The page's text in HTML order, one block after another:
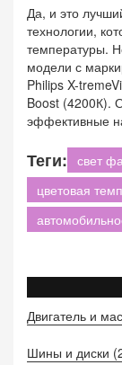
Да, и это
технологии,
температуры.
модели с
Philips X-
Boost (4200К).
эффективные
Теги: свет
цветовая
Двигатель и
Шины и диски